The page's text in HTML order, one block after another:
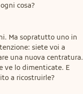
cosa?
Ma sopratutto uno in
siete voi a
una nuova centratura.
ve lo dimenticate. E
a ricostruirle?